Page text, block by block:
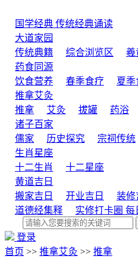
国学经典 传统经典诵读
大道家园
传统典籍
综合浏览区 羲
药食同源
饮食营养
春季食疗 夏季
推拿艾灸
推拿
艾灸 拔罐 药浴
诸子百家
儒家
历史探究 宗祠传统
生肖星座
十二生肖
十二星座
黄道吉日
搬家吉日
开业吉日 装修
道德经集释
实修打卡圈 每
登录
首页 >> 推拿艾灸 >> 推拿